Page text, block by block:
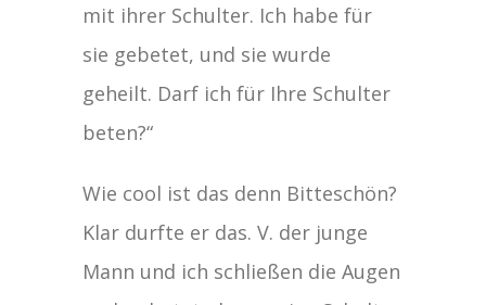
mit ihrer Schulter. Ich habe für
sie gebetet, und sie wurde
geheilt. Darf ich für Ihre Schulter
beten?“
Wie cool ist das denn Bitteschön?
Klar durfte er das. V. der junge
Mann und ich schließen die Augen